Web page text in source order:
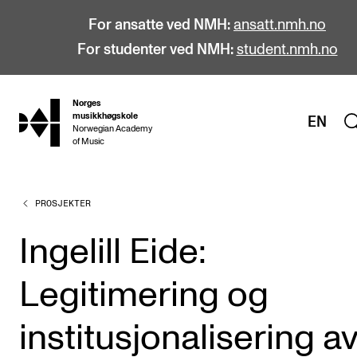
For ansatte ved NMH: ansatt.nmh.no
For studenter ved NMH: student.nmh.no
hjem
Norges
musikkhøgskole
Norwegian Academy
of Music
EN
STUDIER
Alle studier
Bachelor
Master
Doktorgrad
Årsstudium og videreutdanning
PROSJEKTER
Ingelill Eide:
Legitimering og
institusjonalisering av